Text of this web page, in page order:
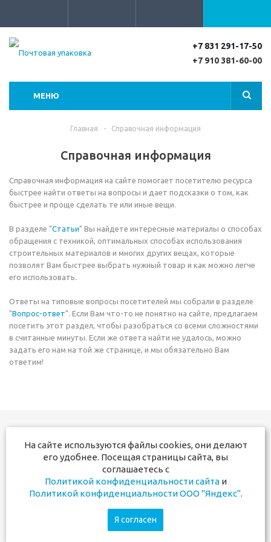
+7 831 291-17-50
+7 910 381-60-00
МЕНЮ
Главная - Справочная информация
Справочная информация
Справочная информация на сайте помогает посетителю ресурса
быстрее найти ответы на вопросы и дает подсказки о том, как
быстрее и проще сделать те или иные вещи.
В разделе "Статьи" Вы найдете интересные материалы о способах
обращения с техникой, оптимальных способах использования
строительных материалов и многих других вещах, которые
позволят Вам быстрее выбрать нужный товар и как можно легче
его использовать.
Ответы на типовые вопросы посетителей мы собрали в разделе
"Вопрос-ответ". Если Вам что-то не понятно на сайте, предлагаем
посетить этот раздел, чтобы разобраться со всеми сложностями
в считанные минуты. Если же ответа найти не удалось, можно
задать его нам на той же странице, и мы обязательно Вам
ответим!
+7 831 291-17-50
+7 910 381-60-00
Мы в социальных сетях:
На сайте используются файлы cookies, они делают
его удобнее. Посещая страницы сайта, вы
соглашаетесь с
Политикой конфиденциальности сайтаи
Политикой конфиденциальности ООО "Яндекс".
Я согласен